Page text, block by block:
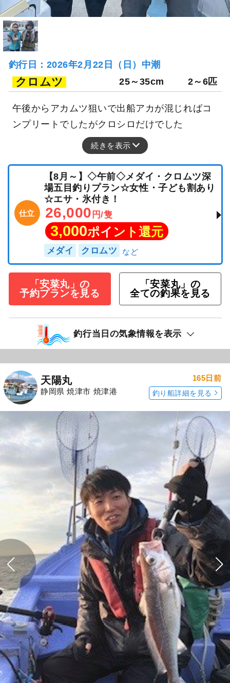
釣行日：2026年2月22日（日）中潮
クロムツ 25～35cm 2～6匹
午後からアカムツ狙いで出船アカが混じればコ
ンプリートでしたがクロシロだけでした
続きを表示
仕立
【8月～】◇午前◇メダイ・クロムツ深
場五目釣りプラン☆女性・子ども割あり
☆エサ・氷付き！
26,000 円/隻
3,000ポイント還元
メダイ クロムツ
「安菜丸」の
予約プランを見る
「安菜丸」の
全ての釣果を見る
釣行当日の気象情報を表示
天陽丸
静岡県 焼津市 焼津港
165日前
釣り船詳細を見る